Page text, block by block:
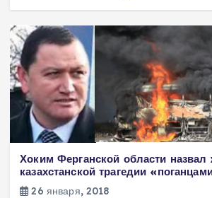
Хоким Ферганской области назвал
казахстанской трагедии
26 января, 2018